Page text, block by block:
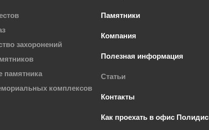
захоронений
памятника
комплексов
Памятники
Компания
Полезная информация
Статьи
Контакты
Как проехать в офис Полидис